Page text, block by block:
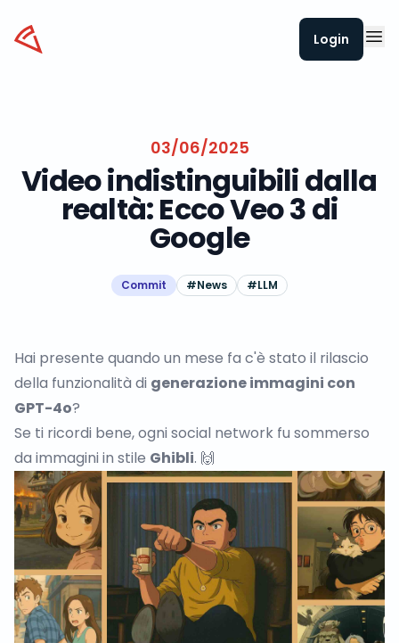
Datapizza Login
03/06/2025
Video indistinguibili dalla
realtà: Ecco Veo 3 di
Google
Commit #News #LLM
Hai presente quando un mese fa c'è stato il rilascio
della funzionalità di generazione immagini con
GPT-4o?
Se ti ricordi bene, ogni social network fu sommerso
da immagini in stile Ghibli. 🙌